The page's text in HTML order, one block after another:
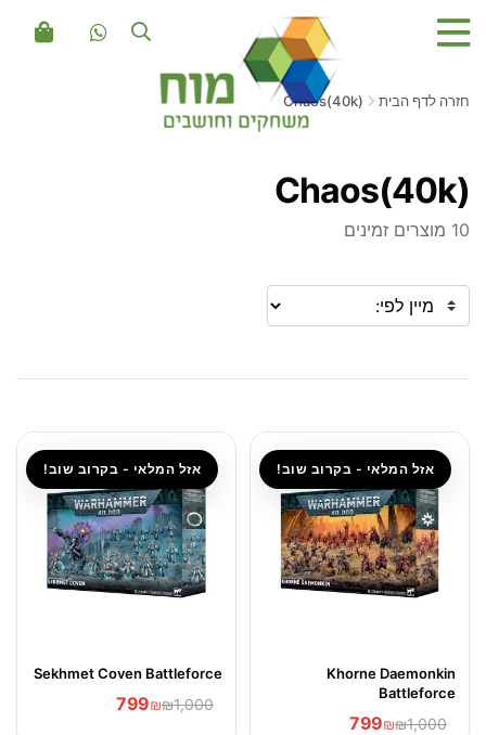
חזרה לדף הבית Chaos(40k)
Chaos(40k)
10 מוצרים זמינים
אזל המלאי - בקרוב שוב!
Khorne Daemonkin
Battleforce
₪1,000
₪
799
אזל המלאי - בקרוב שוב!
Sekhmet Coven Battleforce
₪1,000
₪
799